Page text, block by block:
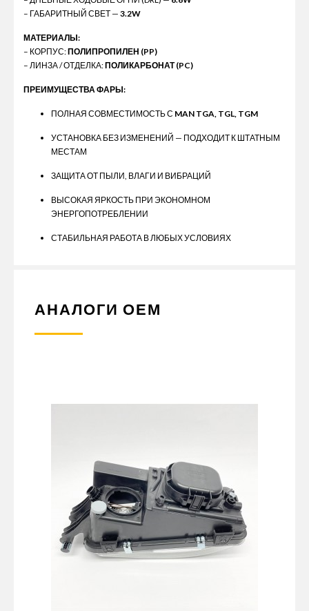
– ГАБАРИТНЫЙ СВЕТ — 3.2W
МАТЕРИАЛЫ:
– КОРПУС:ПОЛИПРОПИЛЕН (PP)
– ЛИНЗА / ОТДЕЛКА:ПОЛИКАРБОНАТ (PC)
ПРЕИМУЩЕСТВА ФАРЫ:
ПОЛНАЯ СОВМЕСТИМОСТЬ С MAN TGA, TGL, TGM
УСТАНОВКА БЕЗ ИЗМЕНЕНИЙ — ПОДХОДИТ К ШТАТНЫМ
МЕСТАМ
ЗАЩИТА ОТ ПЫЛИ, ВЛАГИ И ВИБРАЦИЙ
ВЫСОКАЯ ЯРКОСТЬ ПРИ ЭКОНОМНОМ
ЭНЕРГОПОТРЕБЛЕНИИ
СТАБИЛЬНАЯ РАБОТА В ЛЮБЫХ УСЛОВИЯХ
АНАЛОГИ ОЕМ